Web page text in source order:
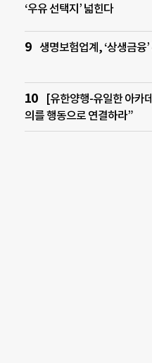
‘우유 선택지’ 넓힌다
생명보험업계, ‘상생금융
[유한양행-유일한 아카
의를 행동으로 연결하라”